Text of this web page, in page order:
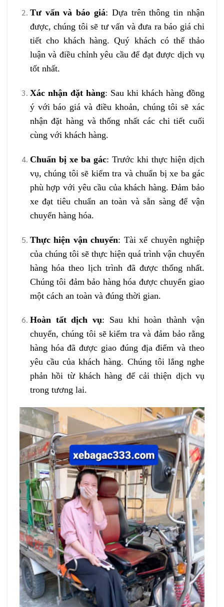
Tư vấn và báo giá: Dựa trên thông tin nhận
được, chúng tôi sẽ tư vấn và đưa ra báo giá chi
tiết cho khách hàng. Quý khách có thể thảo
luận và điều chỉnh yêu cầu để đạt được dịch vụ
tốt nhất.
Xác nhận đặt hàng: Sau khi khách hàng đồng
ý với báo giá và điều khoản, chúng tôi sẽ xác
nhận đặt hàng và thống nhất các chi tiết cuối
cùng với khách hàng.
Chuẩn bị xe ba gác: Trước khi thực hiện dịch
vụ, chúng tôi sẽ kiểm tra và chuẩn bị xe ba gác
phù hợp với yêu cầu của khách hàng. Đảm bảo
xe đạt tiêu chuẩn an toàn và sẵn sàng để vận
chuyển hàng hóa.
Thực hiện vận chuyển: Tài xế chuyên nghiệp
của chúng tôi sẽ thực hiện quá trình vận chuyển
hàng hóa theo lịch trình đã được thống nhất.
Chúng tôi đảm bảo hàng hóa được chuyển giao
một cách an toàn và đúng thời gian.
Hoàn tất dịch vụ: Sau khi hoàn thành vận
chuyển, chúng tôi sẽ kiểm tra và đảm bảo rằng
hàng hóa đã được giao đúng địa điểm và theo
yêu cầu của khách hàng. Chúng tôi lắng nghe
phản hồi từ khách hàng để cải thiện dịch vụ
trong tương lai.